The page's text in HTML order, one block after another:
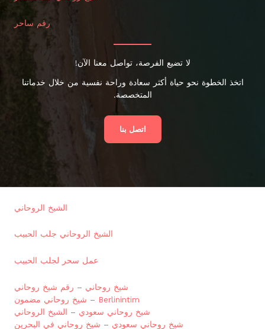
رقم ساحر
لا تضيع الفرصة، تواصل معنا الآن!
اتخذ الخطوة نحو حياة أكثر سعادة وراحة نفسية من خلال خدماتنا
المتخصصة.
اتصل بنا
الشيخ الروحاني
الشيخ الروحاني جلب الحبيب
عمل سحر لجلب الحبيب
شيخ روحاني – رقم شيخ روحاني
Berlinintim
– شيخ روحاني مضمون
شيخ روحاني سعودي – الشيخ الروحاني
شيخ روحاني سعودي – شيخ روحاني في البحرين